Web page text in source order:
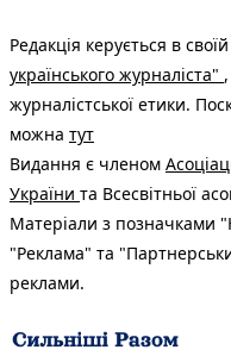
Редакція керується в
українського журналіста"
журналістської етики.
можна тут
Видання є членом
України та Всесвітньої
Матеріали з позначками
"Реклама" та
реклами.